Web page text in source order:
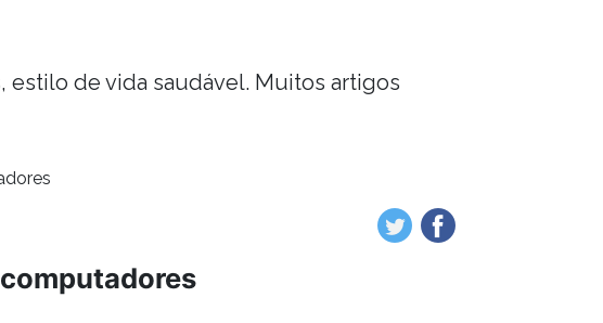
de vida saudável. Muitos artigos